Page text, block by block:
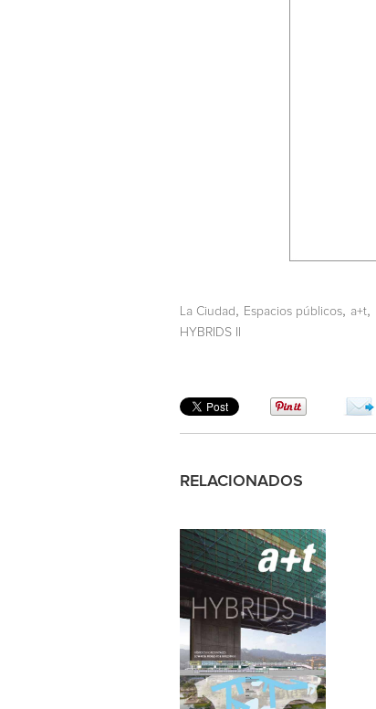
La Ciudad, Espacios públicos, a+t,
HYBRIDS II
RELACIONADOS